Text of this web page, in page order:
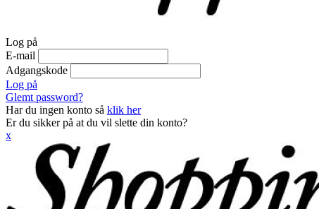
Log på
E-mail
Adgangskode
Log på
Glemt password?
Har du ingen konto så klik her
Er du sikker på at du vil slette din konto?
x